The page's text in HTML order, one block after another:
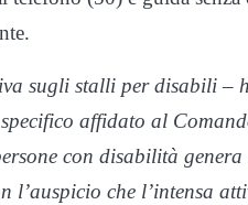
sugli stalli per disabili –
affidato al
con disabilità genera
l’auspicio che l’intensa